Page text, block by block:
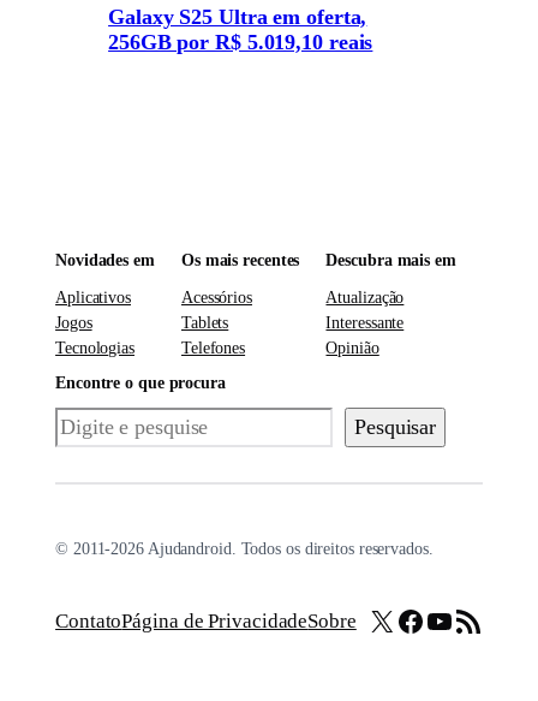
Galaxy S25 Ultra em oferta,
256GB por R$ 5.019,10 reais
Novidades em
Aplicativos
Jogos
Tecnologias
Os mais recentes
Acessórios
Tablets
Telefones
Descubra mais em
Atualização
Interessante
Opinião
Encontre o que procura
Pesquisar Pesquisar
© 2011-2026 Ajudandroid. Todos os direitos reservados.
ContatoPágina de PrivacidadeSobre X Facebook
Youtube
Feed RSS